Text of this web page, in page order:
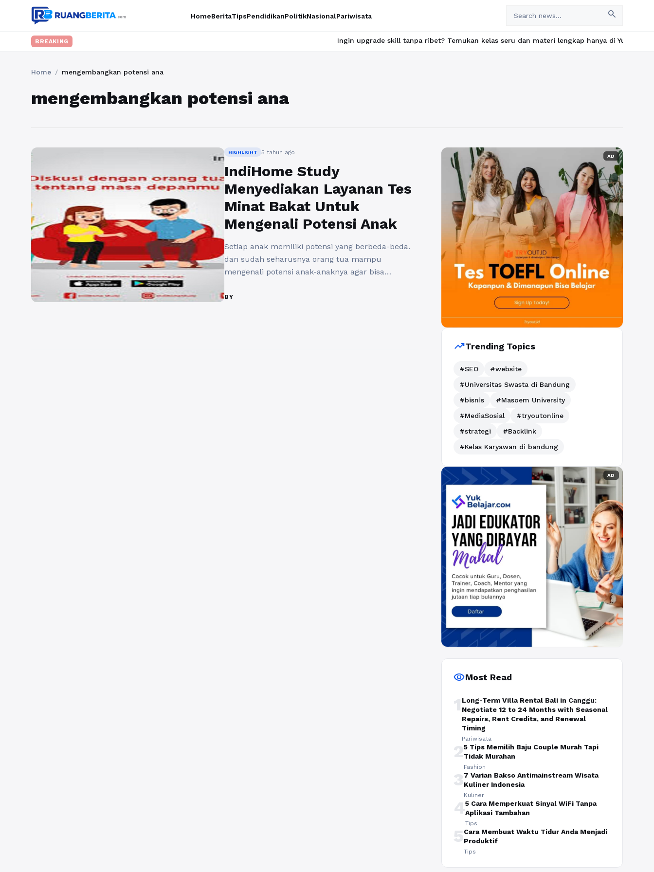
HomeBeritaTipsPendidikanPolitikNasionalPariwisata search
BREAKING Ingin upgrade skill tanpa ribet? Temukan kelas seru dan materi lengkap hanya di YukBelajar.com.
Home / mengembangkan potensi ana
mengembangkan potensi ana
HIGHLIGHT 5 tahun ago
IndiHome Study
Menyediakan Layanan Tes
Minat Bakat Untuk
Mengenali Potensi Anak
Setiap anak memiliki potensi yang berbeda-beda.
dan sudah seharusnya orang tua mampu
mengenali potensi anak-anaknya agar bisa
untuk anak. Dan salah satu cara untuk mengenali
BY
AD
trending_upTrending Topics
#SEO
#website
#Universitas Swasta di Bandung
#bisnis
#Masoem University
#MediaSosial
#tryoutonline
#strategi
#Backlink
#Kelas Karyawan di bandung
AD
visibilityMost Read
1 Long-Term Villa Rental Bali in Canggu:
Negotiate 12 to 24 Months with Seasonal
Repairs, Rent Credits, and Renewal
Timing
Pariwisata
25 Tips Memilih Baju Couple Murah Tapi
Tidak Murahan
Fashion
37 Varian Bakso Antimainstream Wisata
Kuliner Indonesia
Kuliner
45 Cara Memperkuat Sinyal WiFi Tanpa
Aplikasi Tambahan
Tips
5Cara Membuat Waktu Tidur Anda Menjadi
Produktif
Tips